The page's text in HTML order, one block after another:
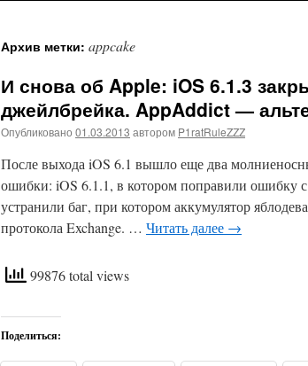
Архив метки: appcake
И снова об Apple: iOS 6.1.3
джейлбрейка. AppAddict —
Опубликовано 01.03.2013 автором P1ratRuleZZZ
После выхода iOS 6.1 вышло еще два
ошибки: iOS 6.1.1, в котором поправили ошибку
устранили баг, при котором аккумулятор
протокола Exchange. … Читать далее →
99876 total views
Поделиться: